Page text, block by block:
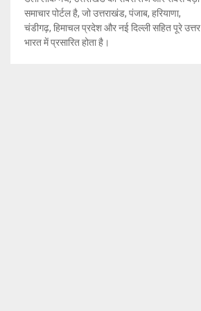
समाचार पोर्टल है, जो उत्तराखंड, पंजाब, हरियाणा,
चंडीगढ़, हिमाचल प्रदेश और नई दिल्ली सहित पूरे उत्तर
भारत में प्रसारित होता है।